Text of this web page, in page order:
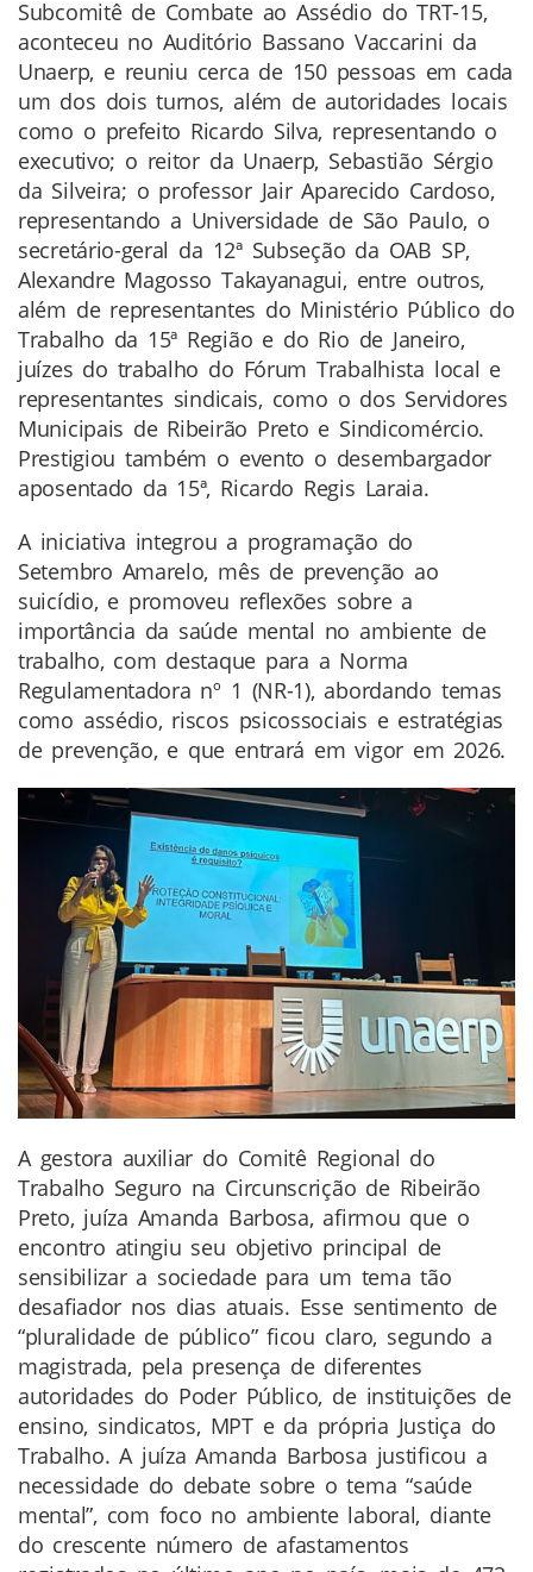
Subcomitê de Combate ao Assédio do TRT-15,
aconteceu no Auditório Bassano Vaccarini da
Unaerp, e reuniu cerca de 150 pessoas em cada
um dos dois turnos, além de autoridades locais
como o prefeito Ricardo Silva, representando o
executivo; o reitor da Unaerp, Sebastião Sérgio
da Silveira; o professor Jair Aparecido Cardoso,
representando a Universidade de São Paulo, o
secretário-geral da 12ª Subseção da OAB SP,
Alexandre Magosso Takayanagui, entre outros,
além de representantes do Ministério Público do
Trabalho da 15ª Região e do Rio de Janeiro,
juízes do trabalho do Fórum Trabalhista local e
representantes sindicais, como o dos Servidores
Municipais de Ribeirão Preto e Sindicomércio.
Prestigiou também o evento o desembargador
aposentado da 15ª, Ricardo Regis Laraia.
A iniciativa integrou a programação do
Setembro Amarelo, mês de prevenção ao
suicídio, e promoveu reflexões sobre a
importância da saúde mental no ambiente de
trabalho, com destaque para a Norma
Regulamentadora nº 1 (NR-1), abordando temas
como assédio, riscos psicossociais e estratégias
de prevenção, e que entrará em vigor em 2026.
A gestora auxiliar do Comitê Regional do
Trabalho Seguro na Circunscrição de Ribeirão
Preto, juíza Amanda Barbosa, afirmou que o
encontro atingiu seu objetivo principal de
sensibilizar a sociedade para um tema tão
desafiador nos dias atuais. Esse sentimento de
“pluralidade de público” ficou claro, segundo a
magistrada, pela presença de diferentes
autoridades do Poder Público, de instituições de
ensino, sindicatos, MPT e da própria Justiça do
Trabalho. A juíza Amanda Barbosa justificou a
necessidade do debate sobre o tema “saúde
mental”, com foco no ambiente laboral, diante
do crescente número de afastamentos